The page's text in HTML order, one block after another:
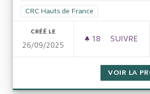
Filtrer les résultats pour le secteur :
CRC Hauts de France
CRÉÉ LE
26/09/2025
18 18 ABONNÉS
SUIVRE
VOIR LA